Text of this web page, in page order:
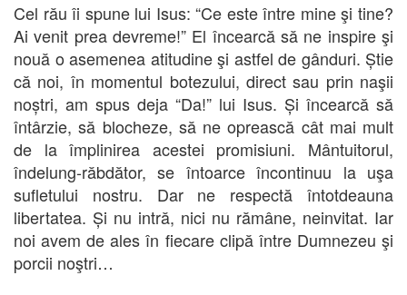
Cel rău îi spune lui Isus: “Ce este între mine şi tine?
Ai venit prea devreme!” El încearcă să ne inspire şi
nouă o asemenea atitudine şi astfel de gânduri. Știe
că noi, în momentul botezului, direct sau prin naşii
noștri, am spus deja “Da!” lui Isus. Și încearcă să
întârzie, să blocheze, să ne oprească cât mai mult
de la împlinirea acestei promisiuni. Mântuitorul,
îndelung-răbdător, se întoarce încontinuu la uşa
sufletului nostru. Dar ne respectă întotdeauna
libertatea. Și nu intră, nici nu rămâne, neinvitat. Iar
noi avem de ales în fiecare clipă între Dumnezeu şi
porcii noştri…